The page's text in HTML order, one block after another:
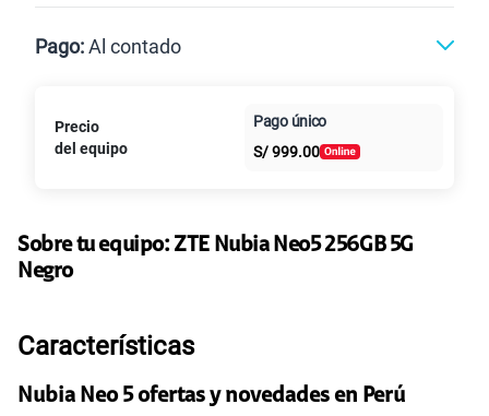
Paga solo
125GBen alta velocidad
S/
Paga solo S/95.90
Pago:Al contado
Al contado Cuotas Claro
intereses
Precio
del equipo
Pago único
S/999.00
Sobre tu equipo: ZTE Nubia Neo5 256GB 5G
Negro
Características
Nubia Neo 5 ofertas y novedades en Perú